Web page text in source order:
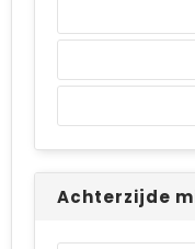
Achterzijde